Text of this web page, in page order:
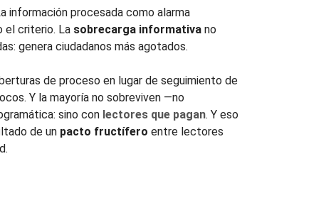
información procesada como alarma
el criterio. La sobrecarga informativa no
genera ciudadanos más agotados.
de proceso en lugar de seguimiento de
Y la mayoría no sobreviven —no
sino con lectores que pagan. Y eso
de un pacto fructífero entre lectores